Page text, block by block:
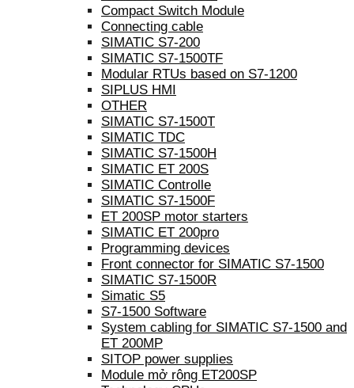
Compact Switch Module
Connecting cable
SIMATIC S7-200
SIMATIC S7-1500TF
Modular RTUs based on S7-1200
SIPLUS HMI
OTHER
SIMATIC S7-1500T
SIMATIC TDC
SIMATIC S7-1500H
SIMATIC ET 200S
SIMATIC Controlle
SIMATIC S7-1500F
ET 200SP motor starters
SIMATIC ET 200pro
Programming devices
Front connector for SIMATIC S7-1500
SIMATIC S7-1500R
Simatic S5
S7-1500 Software
System cabling for SIMATIC S7-1500 and
ET 200MP
SITOP power supplies
Module mở rộng ET200SP